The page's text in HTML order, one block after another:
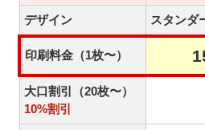
デザイン
スタンダ
印刷料金（1枚〜）
大口割引（20枚〜）
10%割引